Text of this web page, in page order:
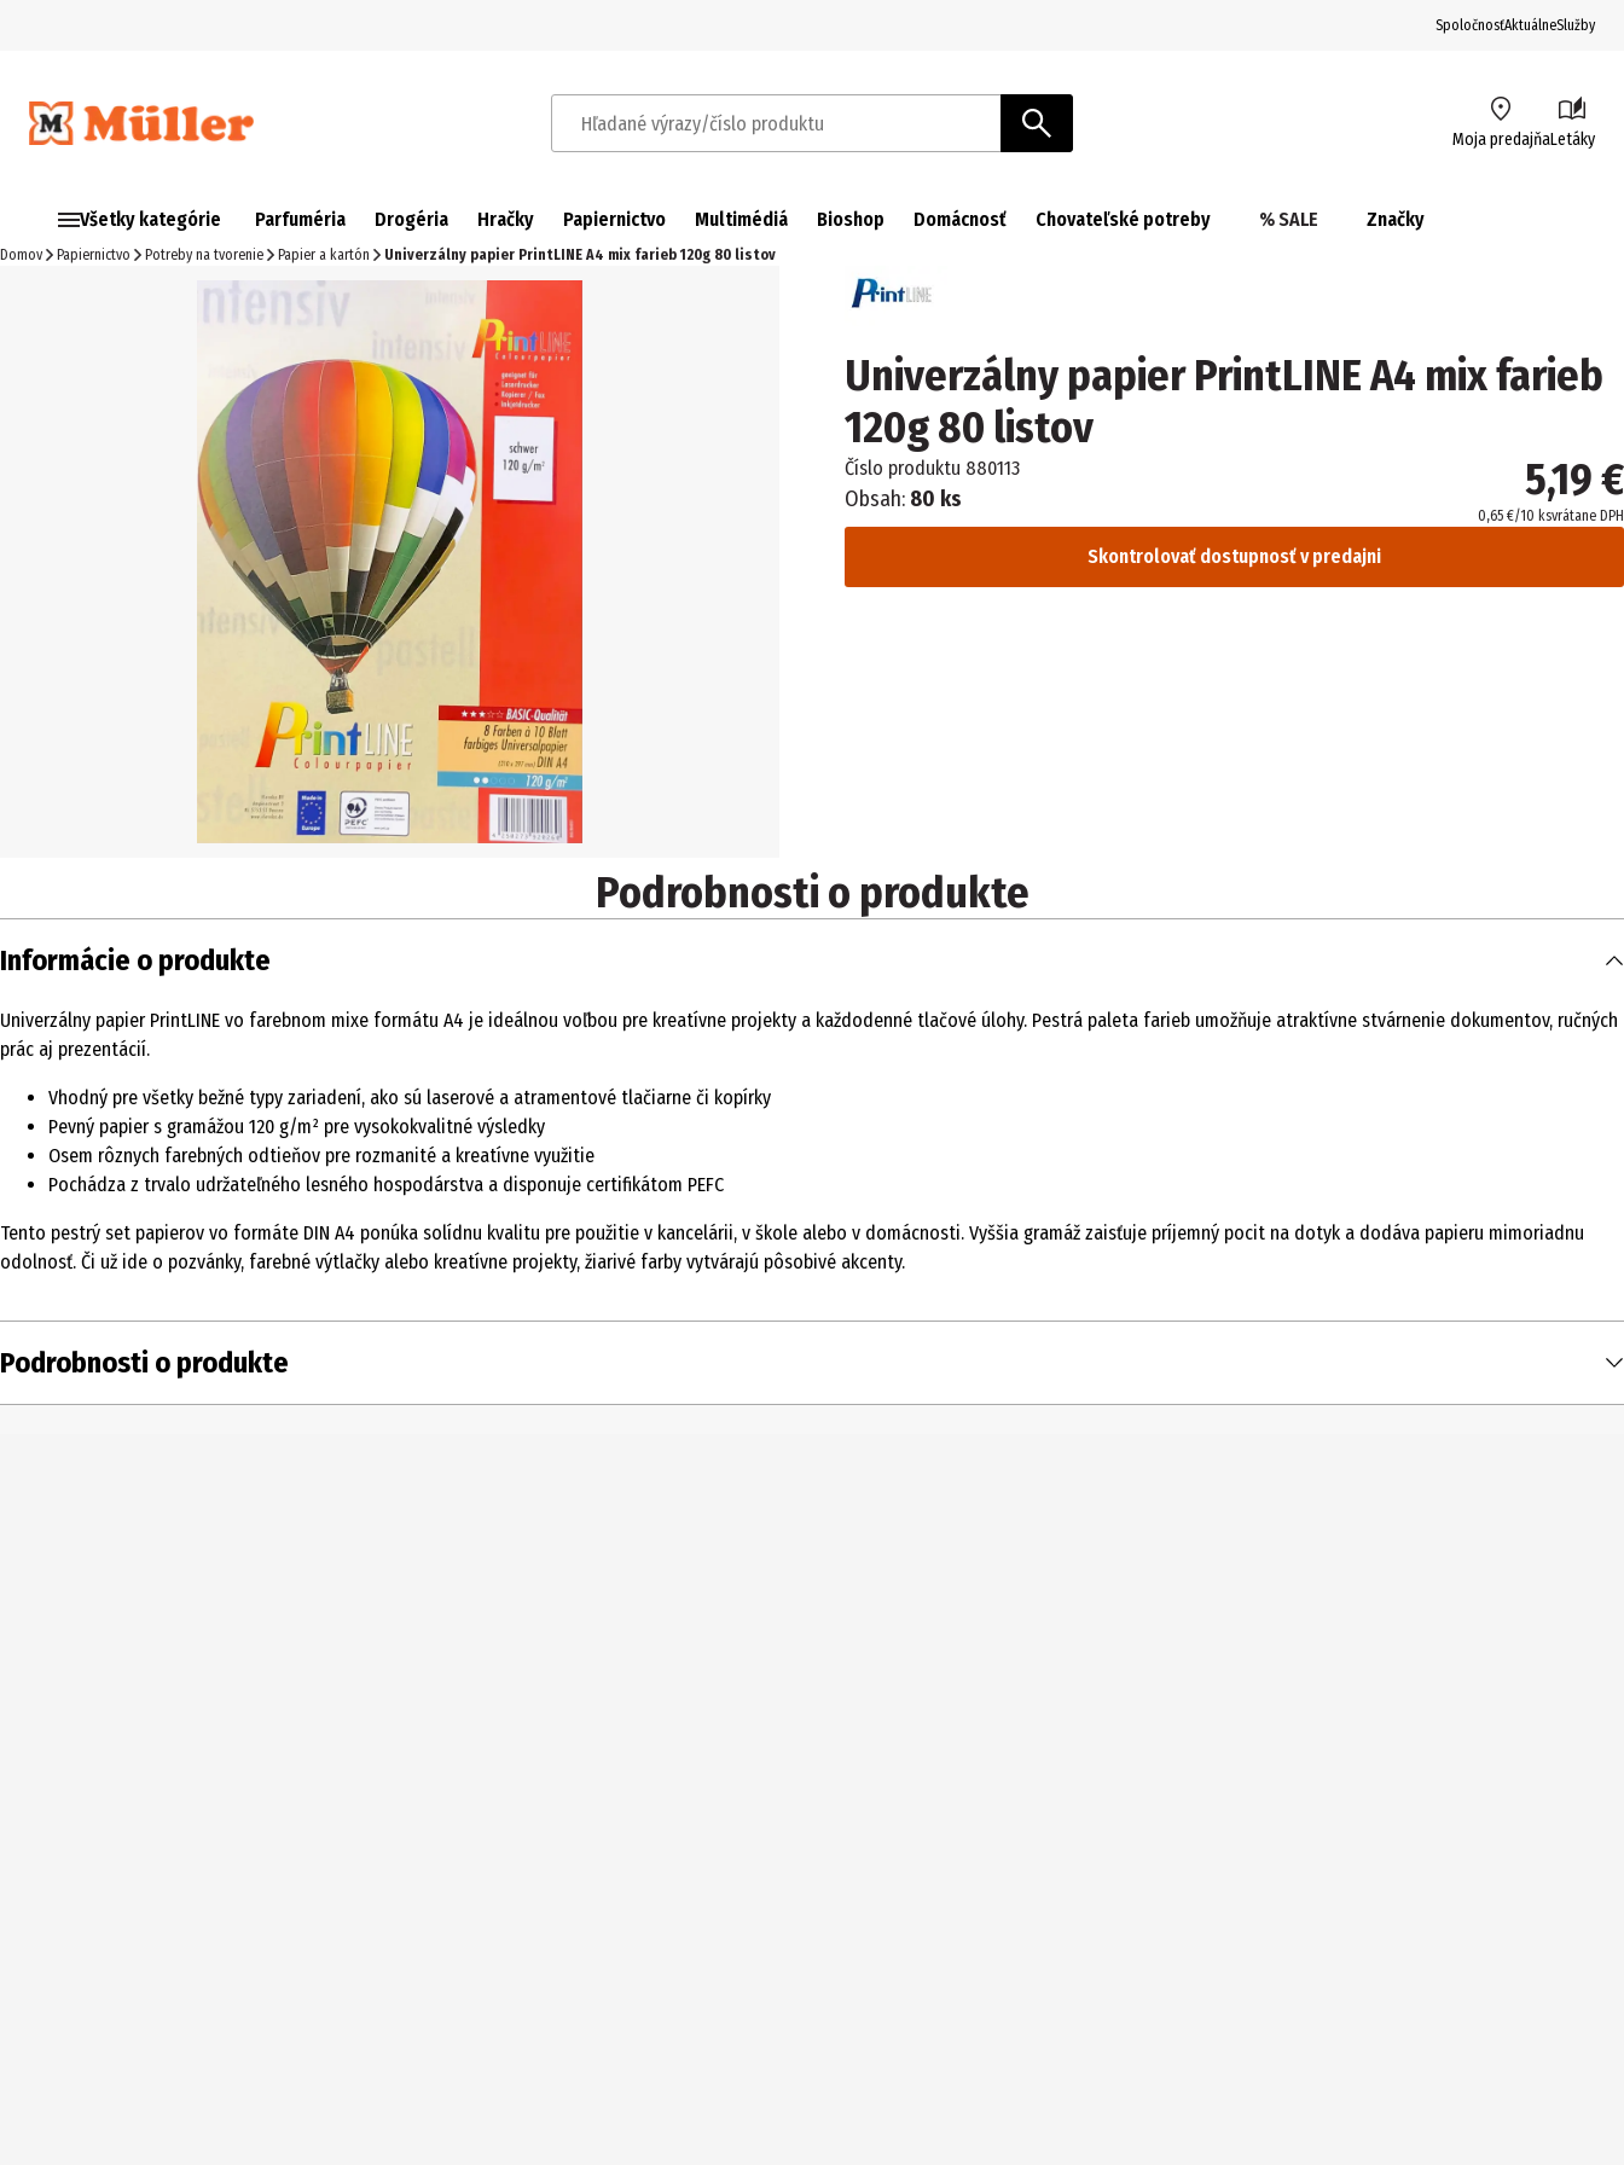
SpoločnosťAktuálneSlužby
Hľadané výrazy/číslo produktu Moja predajňaLetáky
Všetky kategórie Parfuméria Drogéria Hračky Papiernictvo Multimédiá Bioshop Domácnosť Chovateľské potreby % SALE Značky
Domov Papiernictvo Potreby na tvorenie Papier a kartón Univerzálny papier PrintLINE A4 mix farieb 120g 80 listov
Univerzálny papier PrintLINE A4 mix farieb
120g 80 listov
Číslo produktu 880113
Obsah: 80 ks 5,19 €
0,65 €/10 ksvrátane DPH
Skontrolovať dostupnosť v predajni
Podrobnosti o produkte
Informácie o produkte
Univerzálny papier PrintLINE vo farebnom mixe formátu A4 je ideálnou voľbou pre kreatívne projekty a každodenné tlačové úlohy. Pestrá paleta farieb umožňuje atraktívne stvárnenie dokumentov, ručných
prác aj prezentácií.
Vhodný pre všetky bežné typy zariadení, ako sú laserové a atramentové tlačiarne či kopírky
Pevný papier s gramážou 120 g/m² pre vysokokvalitné výsledky
Osem rôznych farebných odtieňov pre rozmanité a kreatívne využitie
Pochádza z trvalo udržateľného lesného hospodárstva a disponuje certifikátom PEFC
Tento pestrý set papierov vo formáte DIN A4 ponúka solídnu kvalitu pre použitie v kancelárii, v škole alebo v domácnosti. Vyššia gramáž zaisťuje príjemný pocit na dotyk a dodáva papieru mimoriadnu
odolnosť. Či už ide o pozvánky, farebné výtlačky alebo kreatívne projekty, žiarivé farby vytvárajú pôsobivé akcenty.
Podrobnosti o produkte